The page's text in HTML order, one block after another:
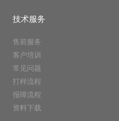
技术服务
售前服务
客户培训
常见问题
打样流程
报障流程
资料下载